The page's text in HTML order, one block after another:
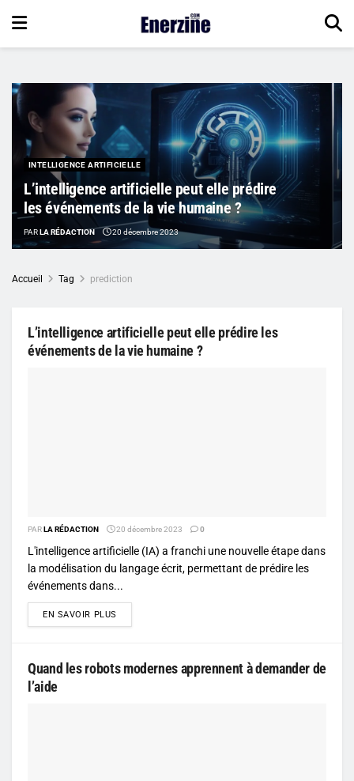
INTELLIGENCE ARTIFICIELLE
L’intelligence artificielle peut elle prédire
les événements de la vie humaine ?
PARLA RÉDACTION 20 décembre 2023
Accueil Tag prediction
L’intelligence artificielle peut elle prédire les
événements de la vie humaine ?
PARLA RÉDACTION 20 décembre 2023 0
L'intelligence artificielle (IA) a franchi une nouvelle étape dans
la modélisation du langage écrit, permettant de prédire les
événements dans...
EN SAVOIR PLUS
Quand les robots modernes apprennent à demander de
l’aide